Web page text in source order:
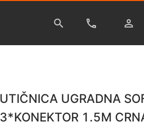
UTIČNICA UGRADNA
3*KONEKTOR 1.5M